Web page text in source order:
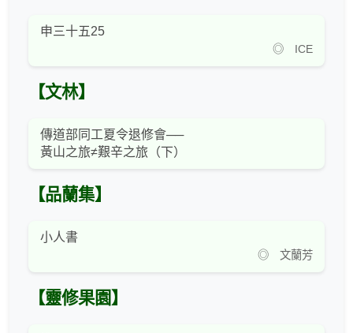
申三十五25
◎ ICE
【文林】
傳道部同工夏令退修會──
黃山之旅≠艱辛之旅（下）
【品蘭集】
小人書
◎ 文蘭芳
【靈修果園】